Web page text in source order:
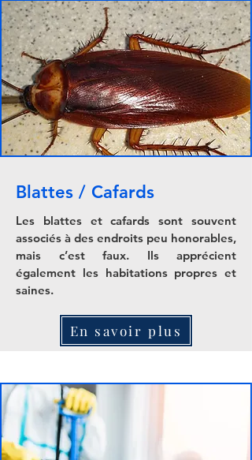
Blattes / Cafards
Les blattes et cafards sont souvent
associés à des endroits peu honorables,
mais c’est faux. Ils apprécient
également les habitations propres et
saines.
En savoir plus